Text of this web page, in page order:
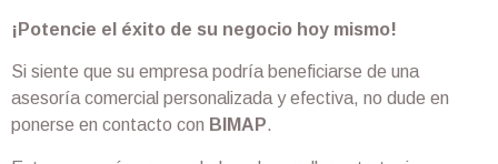
¡Potencie el éxito de su negocio hoy mismo!
Si siente que su empresa podría beneficiarse de una
asesoría comercial personalizada y efectiva, no dude en
ponerse en contacto con BIMAP.